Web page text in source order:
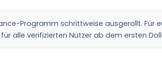
Programm schrittweise ausgerollt. Für
alle verifizierten Nutzer ab dem ersten